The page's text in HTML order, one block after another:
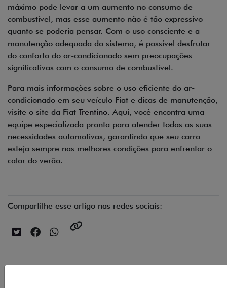
máximo pode levar a um aumento no consumo de
combustível, mas esse aumento não é tão expressivo
quanto se poderia pensar. Com o uso consciente e a
manutenção adequada do sistema, é possível desfrutar
do conforto do ar-condicionado sem preocupações
significativas com o consumo de combustível.
Para mais informações sobre o uso eficiente do ar-
condicionado em seu veículo Fiat e dicas de manutenção,
visite o site da Fiat Trentino. Aqui, você encontra uma
equipe especializada pronta para atender todas as suas
necessidades automotivas, garantindo que seu carro
esteja sempre nas melhores condições para enfrentar o
calor do verão.
Compartilhe esse artigo nas redes sociais: